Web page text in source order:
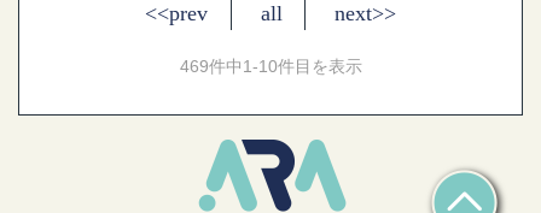
<<prev all next>>
469件中1-10件目を表示